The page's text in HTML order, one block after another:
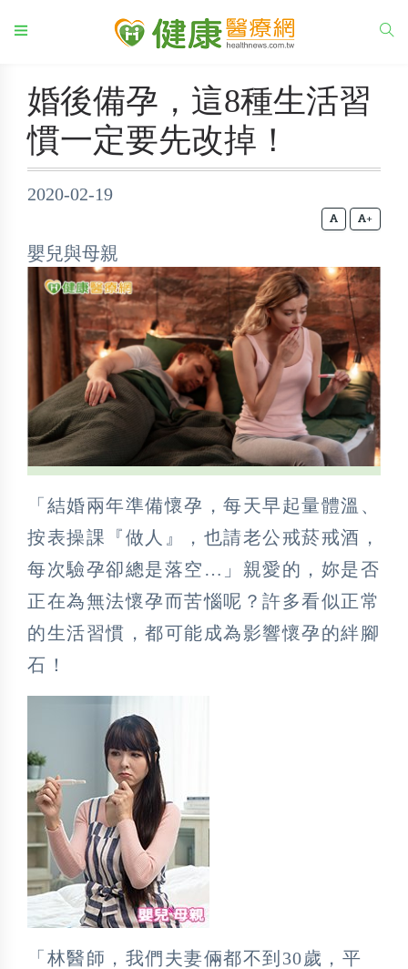
婚後備孕，這8種生活習
慣一定要先改掉！
2020-02-19
+
嬰兒與母親
「結婚兩年準備懷孕，每天早起量體溫、
按表操課『做人』，也請老公戒菸戒酒，
每次驗孕卻總是落空…」親愛的，妳是否
正在為無法懷孕而苦惱呢？許多看似正常
的生活習慣，都可能成為影響懷孕的絆腳
石！
「林醫師，我們夫妻倆都不到30歲，平